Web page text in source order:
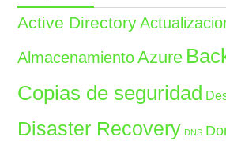
Active Directory
Almacenamiento Azure
Copias de seguridad
Disaster Recovery DNS